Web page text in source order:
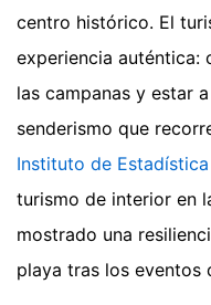
centro histórico. El
experiencia auténtica:
las campanas y estar
senderismo que
Instituto de
turismo de interior en
mostrado una
playa tras los eventos